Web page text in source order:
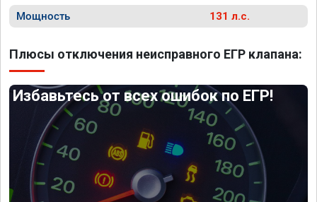
Мощность 131 л.с.
Плюсы отключения неисправного ЕГР клапана:
Избавьтесь от всех ошибок по ЕГР!